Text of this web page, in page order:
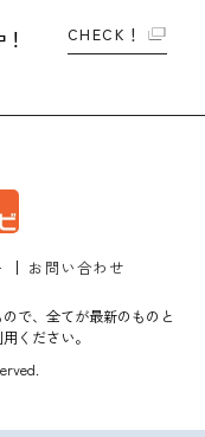
CHECK！
お問い合わせ
で、全てが最新のものと
ください。